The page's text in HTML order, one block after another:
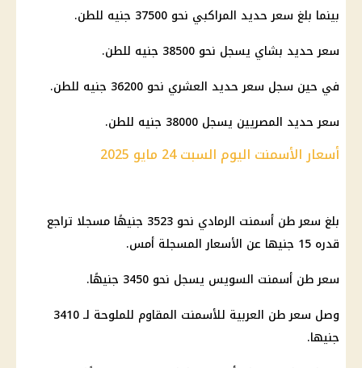
بينما بلغ سعر حديد المراكبي نحو 37500 جنيه للطن.
سعر حديد بشاي يسجل نحو 38500 جنيه للطن.
في حين سجل سعر حديد العشري نحو 36200 جنيه للطن.
سعر حديد المصريين يسجل 38000 جنيه للطن.
أسعار الأسمنت اليوم السبت 24 مايو 2025
بلغ سعر طن أسمنت الرمادي نحو 3523 جنيهًا مسجلا تراجع
قدره 15 جنيها عن الأسعار المسجلة أمس.
سعر طن أسمنت السويس يسجل نحو 3450 جنيهًا.
وصل سعر طن العربية للأسمنت المقاوم للملوحة لـ 3410
جنيها.